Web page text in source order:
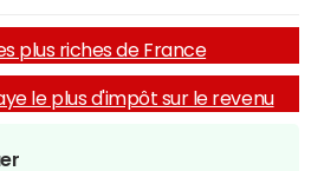
plus riches de France
le plus d'impôt sur le revenu